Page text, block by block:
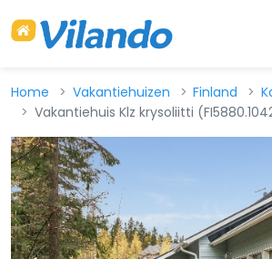
Home Vakantiehuizen Finland
Vakantiehuis Klz krysoliitti